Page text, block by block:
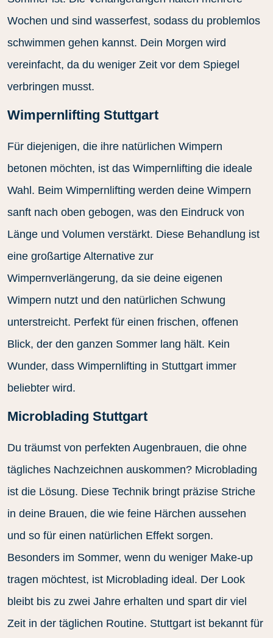
Wochen und sind wasserfest, sodass du problemlos
schwimmen gehen kannst. Dein Morgen wird
vereinfacht, da du weniger Zeit vor dem Spiegel
verbringen musst.
Wimpernlifting Stuttgart
Für diejenigen, die ihre natürlichen Wimpern
betonen möchten, ist das Wimpernlifting die ideale
Wahl. Beim Wimpernlifting werden deine Wimpern
sanft nach oben gebogen, was den Eindruck von
Länge und Volumen verstärkt. Diese Behandlung ist
eine großartige Alternative zur
Wimpernverlängerung, da sie deine eigenen
Wimpern nutzt und den natürlichen Schwung
unterstreicht. Perfekt für einen frischen, offenen
Blick, der den ganzen Sommer lang hält. Kein
Wunder, dass Wimpernlifting in Stuttgart immer
beliebter wird.
Microblading Stuttgart
Du träumst von perfekten Augenbrauen, die ohne
tägliches Nachzeichnen auskommen? Microblading
ist die Lösung. Diese Technik bringt präzise Striche
in deine Brauen, die wie feine Härchen aussehen
und so für einen natürlichen Effekt sorgen.
Besonders im Sommer, wenn du weniger Make-up
tragen möchtest, ist Microblading ideal. Der Look
bleibt bis zu zwei Jahre erhalten und spart dir viel
Zeit in der täglichen Routine. Stuttgart ist bekannt für